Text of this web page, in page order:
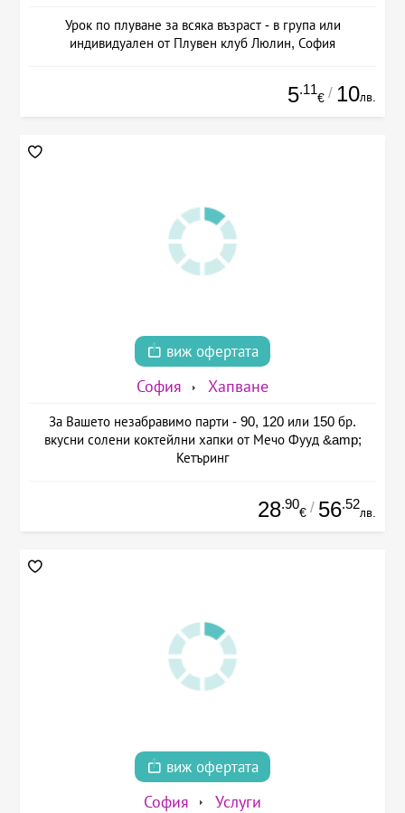
Урок по плуване за всяка възраст - в група или
индивидуален от Плувен клуб Люлин, София
5.11
€ / 10лв.
виж офертата
София Хапване
За Вашето незабравимо парти - 90, 120 или 150 бр.
вкусни солени коктейлни хапки от Мечо Фууд &amp;
Кетъринг
28.90
€ / 56.52
лв.
виж офертата
София Услуги